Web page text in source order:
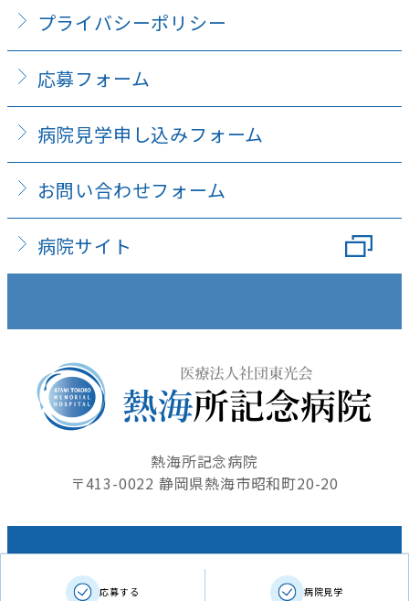
プライバシーポリシー
応募フォーム
病院見学申し込みフォーム
お問い合わせフォーム
病院サイト
熱海所記念病院
〒413-0022 静岡県熱海市昭和町20-20
Copyright © 2016 ATAMI TOKORO MEMORIAL
応募する 病院見学